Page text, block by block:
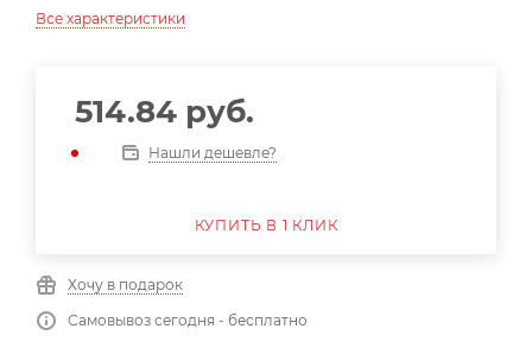
Все характеристики
514.84 руб.
Нашли дешевле?
КУПИТЬ В 1 КЛИК
Хочу в подарок
Самовывоз сегодня - бесплатно